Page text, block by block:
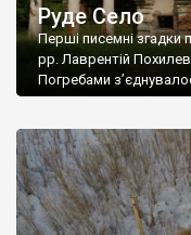
Руде Село
Перші писемні згадки
рр. Лаврентій
Погребами
два водяних млина.